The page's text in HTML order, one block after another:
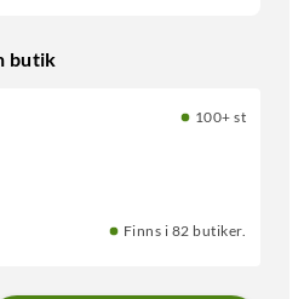
butik
100+ st
Finns i 82 butiker.